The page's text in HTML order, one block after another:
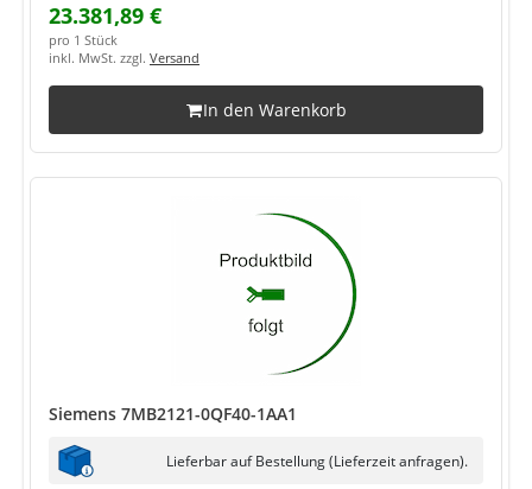
23.381,89 €
pro 1 Stück
inkl. MwSt. zzgl. Versand
In den Warenkorb
Siemens 7MB2121-0QF40-1AA1
Lieferbar auf Bestellung (Lieferzeit anfragen).